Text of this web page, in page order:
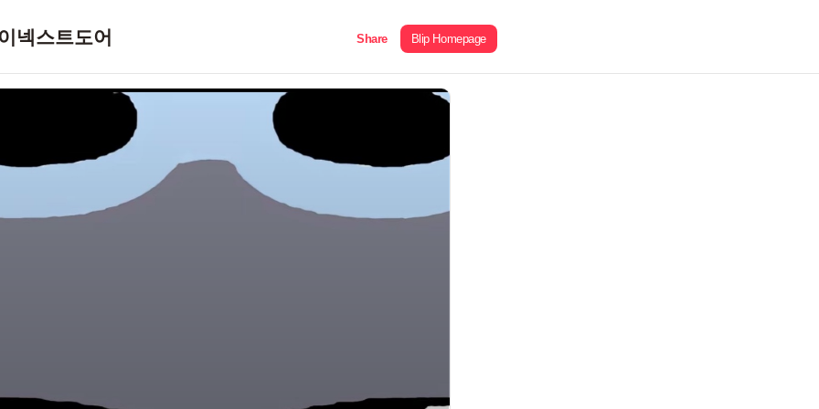
넥스트도어 Share Blip Homepage